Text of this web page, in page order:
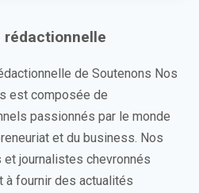
rédactionnelle
de Soutenons Nos
est composée de
passionnés par le monde
et du business. Nos
et journalistes chevronnés
à fournir des actualités